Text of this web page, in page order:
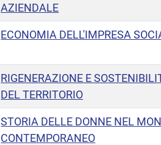
AZIENDALE
ECONOMIA DELL'IMPRESA
RIGENERAZIONE E
DEL TERRITORIO
STORIA DELLE DONNE NEL
CONTEMPORANEO